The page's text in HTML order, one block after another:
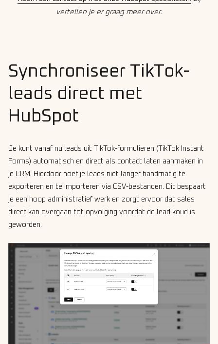
vertellen je er graag meer over.
Synchroniseer TikTok-
leads direct met
HubSpot
Je kunt vanaf nu leads uit TikTok-formulieren (TikTok Instant
Forms) automatisch en direct als contact laten aanmaken in
je CRM. Hierdoor hoef je leads niet langer handmatig te
exporteren en te importeren via CSV-bestanden. Dit bespaart
je een hoop administratief werk en zorgt ervoor dat sales
direct kan overgaan tot opvolging voordat de lead koud is
geworden.